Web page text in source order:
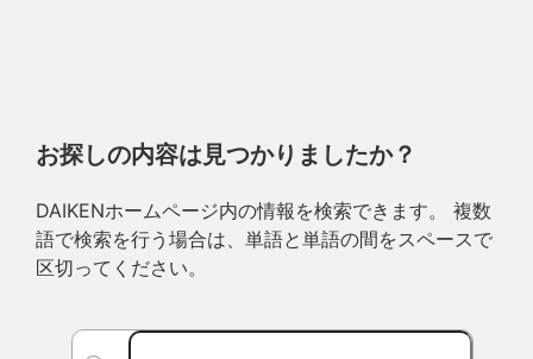
お探しの内容は見つかりましたか？
DAIKENホームページ内の情報を検索できます。 複数
語で検索を行う場合は、単語と単語の間をスペースで
区切ってください。